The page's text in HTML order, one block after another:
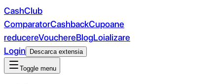
CashClub
ComparatorCashbackCupoane
reducereVouchereBlogLoializare
Login
Descarca extensia
Toggle menu